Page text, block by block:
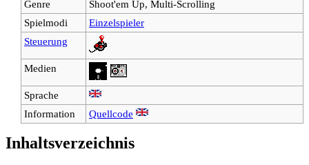
Genre
Shoot'em Up, Multi-Scrolling
Spielmodi
Einzelspieler
Steuerung
Medien
Sprache
Information
Quellcode
Inhaltsverzeichnis